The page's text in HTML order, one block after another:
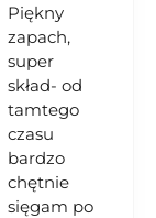
Piękny
zapach,
super
skład- od
tamtego
czasu
bardzo
chętnie
sięgam po